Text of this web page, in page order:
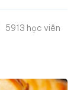
5913 học viên